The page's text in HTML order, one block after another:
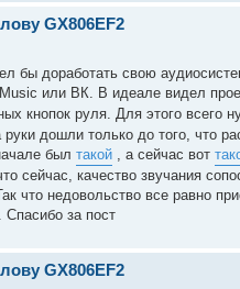
GX806EF2
бы доработать свою
или ВК. В идеале видел
кнопок руля. Для этого всего
дошли только до того, что
был такой, а сейчас вот
сейчас, качество звучания
что недовольство все равно
Спасибо за пост
GX806EF2